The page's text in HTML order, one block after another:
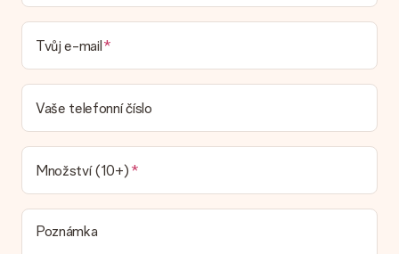
doručení
Mohu si vybrat datum dodání?
Není možné zvolit konkrétní datum dodání.
Jaká je dodací lhůta a kdy dostávám dárek?
Dodací lhůtu naleznete na stránce produktu. Můžete věřit, že
náš dopravce vám dodá váš dárek.
Jaké možnosti doručení si mohu vybrat?
V současné době není možné zvolit možnost doručení. Dárek,
který chcete objednat, je buď odeslán jako balíček nebo jako
doručování poštovní schránky. Chcete vědět, na kterou
možnost spadá vaše objednávka? Kontaktujte prosím náš
zákaznický servis.
Tvůj e-mail
Vaše telefonní číslo
Množství (10+)
Poznámka